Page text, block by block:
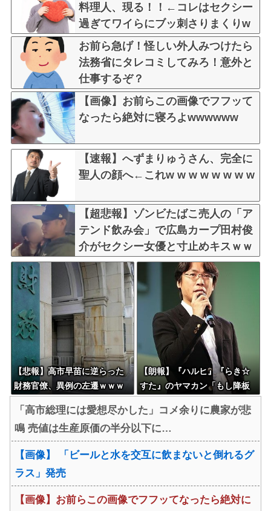
料理人、現る！！←コレはセクシー
過ぎてワイらにブッ刺さりまくりw
w w w w w w w w
お前ら急げ！怪しい外人みつけたら
法務省にタレコミしてみろ！意外と
仕事するぞ？
【画像】お前らこの画像でフフッて
なったら絶対に寝ろよwwwwww
【速報】へずまりゅうさん、完全に
聖人の顔へ←これw w w w w w w w
【超悲報】ゾンビたばこ売人の「ア
テンド飲み会」で広島カープ田村俊
介がセクシー女優と寸止めキスｗｗ
ｗ
【悲報】高市早苗に逆らった
財務官僚、異例の左遷ｗｗｗ
【朗報】『ハルヒ』『らき☆
すた』のヤマカン「もし降板
『みいちゃんと山田さん』の
アニメ監督やります」
「高市総理には愛想尽かした」コメ余りに農家が悲
鳴 売値は生産原価の半分以下に…
【画像】 「ビールと水を交互に飲まないと倒れるグ
ラス」発売
【画像】お前らこの画像でフフッてなったら絶対に